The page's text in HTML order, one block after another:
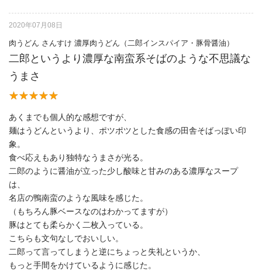
2020年07月08日
肉うどん さんすけ 濃厚肉うどん（二郎インスパイア・豚骨醤油）
二郎というより濃厚な南蛮系そばのような不思議な
うまさ
あくまでも個人的な感想ですが、
麺はうどんというより、ポツポツとした食感の田舎そばっぽい印
象。
食べ応えもあり独特なうまさが光る。
二郎のように醤油が立った少し酸味と甘みのある濃厚なスープ
は、
名店の鴨南蛮のような風味を感じた。
（もちろん豚ベースなのはわかってますが）
豚はとても柔らかく二枚入っている。
こちらも文句なしでおいしい。
二郎って言ってしまうと逆にちょっと失礼というか、
もっと手間をかけているように感じた。